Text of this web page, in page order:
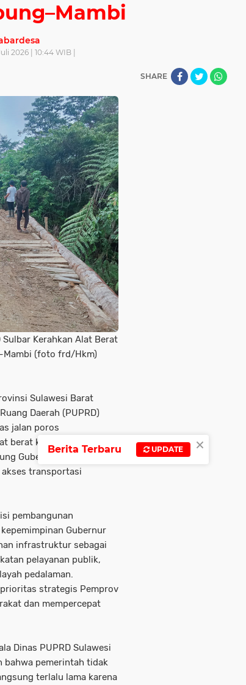
2026 | 10:44 WIB |
SHARE
Sulbar Kerahkan Alat Berat
(foto frd/Hkm)
Sulawesi Barat
Daerah (PUPRD)
jalan poros
berat ke lokasi. Langkah
Gubernur Sulawesi
akses transportasi
pembangunan
Gubernur
infrastruktur sebagai
pelayanan publik,
pedalaman.
strategis Pemprov
dan mempercepat
Dinas PUPRD Sulawesi
bahwa pemerintah tidak
terlalu lama karena
×
Berita Terbaru UPDATE